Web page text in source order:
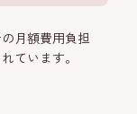
月額費用負担
ています。